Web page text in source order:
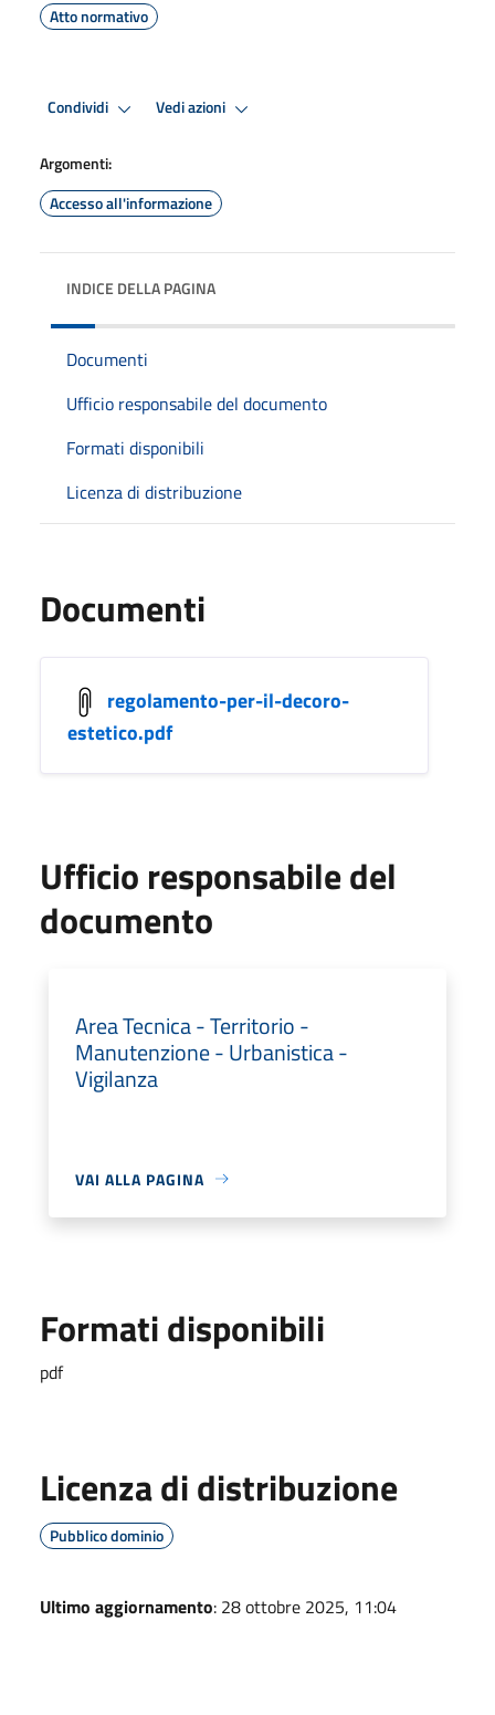
Atto normativo
Condividi Vedi azioni
Argomenti:
Accesso all'informazione
INDICE DELLA PAGINA
Documenti
Ufficio responsabile del documento
Formati disponibili
Licenza di distribuzione
Documenti
regolamento-per-il-decoro-
estetico.pdf
Ufficio responsabile del
documento
Area Tecnica - Territorio -
Manutenzione - Urbanistica -
Vigilanza
VAI ALLA PAGINA
Formati disponibili
pdf
Licenza di distribuzione
Pubblico dominio
Ultimo aggiornamento: 28 ottobre 2025, 11:04